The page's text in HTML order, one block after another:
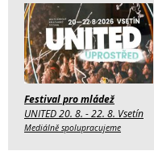
Festival pro mládež
UNITED 20. 8. - 22. 8. Vsetín
Mediálně spolupracujeme